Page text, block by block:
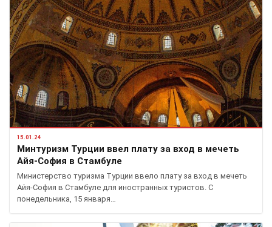
15.01.24
Минтуризм Турции ввел плату за вход в мечеть
Айя-София в Стамбуле
Министерство туризма Турции ввело плату за вход в мечеть
Айя-София в Стамбуле для иностранных туристов. С
понедельника, 15 января…